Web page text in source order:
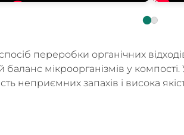
переробки органічних
мікроорганізмів у компості.
неприємних запахів і висока